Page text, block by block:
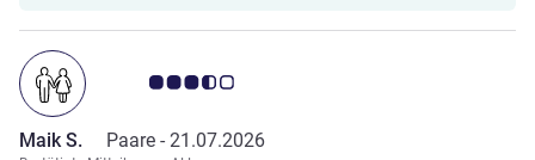
Note Kundenmeinungen 3.5/5
Maik S. Paare - 21.07.2026